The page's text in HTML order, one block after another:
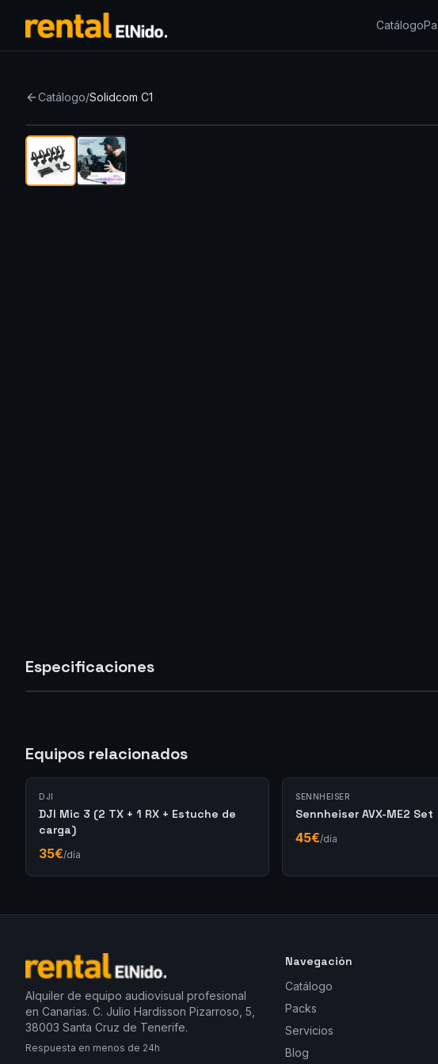
Catálogo
Catálogo/Solidcom C1
Nuevo Top
Especificaciones
Equipos relacionados
DJI
DJI Mic 3 (2 TX + 1 RX + Estuche de
carga)
35€/día
SENNHEISER
Sennheiser AVX-ME2 Set
45€/día
Alquiler de equipo audiovisual profesional
en Canarias. C. Julio Hardisson Pizarroso, 5,
38003 Santa Cruz de Tenerife.
Respuesta en menos de 24h
Navegación
Catálogo
Packs
Servicios
Blog